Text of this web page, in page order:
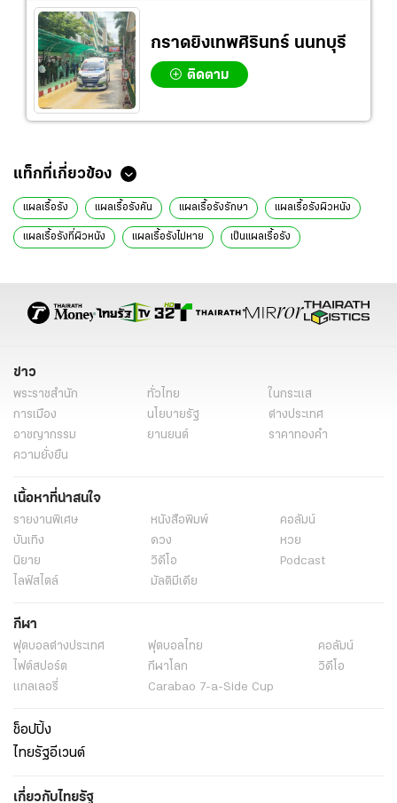
กราดยิงเทพศิรินทร์ นนทบุรี
ติดตาม
แท็กที่เกี่ยวข้อง
แผลเรื้อรัง แผลเรื้อรังคัน แผลเรื้อรังรักษา แผลเรื้อรังผิวหนัง
แผลเรื้อรังที่ผิวหนัง แผลเรื้อรังไม่หาย เป็นแผลเรื้อรัง
ข่าว
พระราชสำนัก ทั่วไทย
ในกระแส
การเมือง
นโยบายรัฐ
ต่างประเทศ
อาชญากรรม
ยานยนต์
ราคาทองคำ
ความยั่งยืน
เนื้อหาที่น่าสนใจ
รายงานพิเศษ หนังสือพิมพ์
คอลัมน์
บันเทิง
ดวง
หวย
นิยาย
วิดีโอ
Podcast
ไลฟ์สไตล์
มัลติมีเดีย
กีฬา
ฟุตบอลต่่างประเทศ ฟุตบอลไทย
คอลัมน์
ไฟต์สปอร์ต
กีฬาโลก
วิดีโอ
แกลเลอรี่
Carabao 7-a-Side Cup
ช็อปปิ้ง
ไทยรัฐอีเวนต์
เกี่ยวกับไทยรัฐ